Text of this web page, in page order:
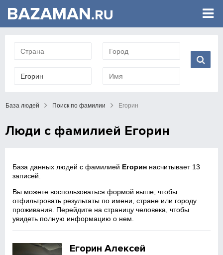
База людей Поиск по фамилии Егорин
Люди с фамилией Егорин
База данных людей с фамилией Егорин насчитывает 13
записей.
Вы можете воспользоваться формой выше, чтобы
отфильтровать результаты по имени, стране или городу
проживания. Перейдите на страницу человека, чтобы
увидеть полную информацию о нем.
Егорин Алексей